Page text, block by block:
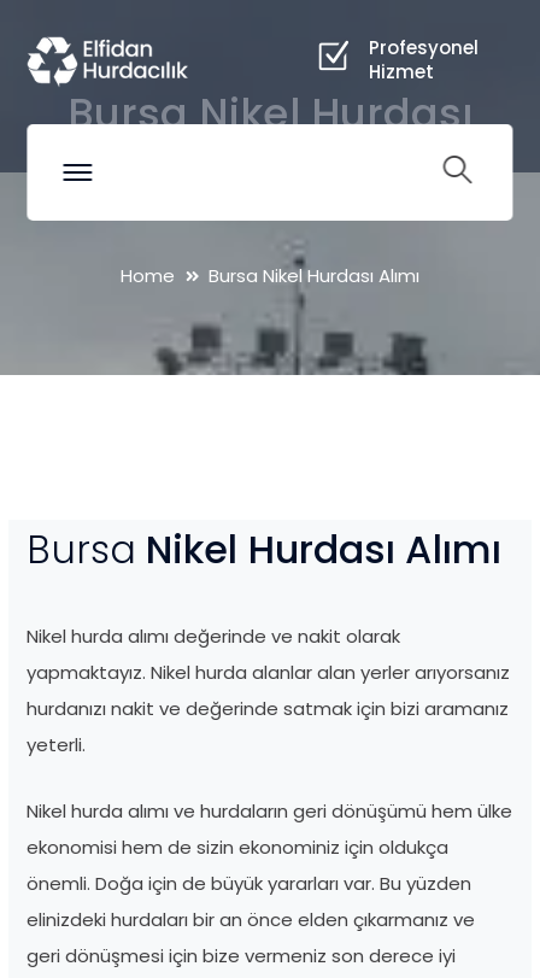
Profesyonel
Hizmet
Bursa Nikel Hurdası
Home Bursa Nikel Hurdası Alımı
Bursa Nikel Hurdası Alımı
Nikel hurda alımı değerinde ve nakit olarak
yapmaktayız. Nikel hurda alanlar alan yerler arıyorsanız
hurdanızı nakit ve değerinde satmak için bizi aramanız
yeterli.
Nikel hurda alımı ve hurdaların geri dönüşümü hem ülke
ekonomisi hem de sizin ekonominiz için oldukça
önemli. Doğa için de büyük yararları var. Bu yüzden
elinizdeki hurdaları bir an önce elden çıkarmanız ve
geri dönüşmesi için bize vermeniz son derece iyi